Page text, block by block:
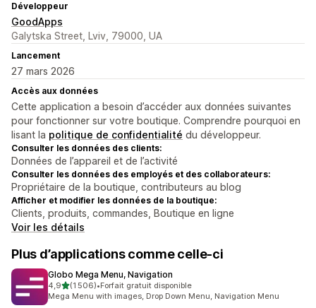
Développeur
GoodApps
Galytska Street, Lviv, 79000, UA
Lancement
27 mars 2026
Accès aux données
Cette application a besoin d’accéder aux données suivantes
pour fonctionner sur votre boutique. Comprendre pourquoi en
lisant la politique de confidentialité du développeur.
Consulter les données des clients:
Données de l’appareil et de l’activité
Consulter les données des employés et des collaborateurs:
Propriétaire de la boutique, contributeurs au blog
Afficher et modifier les données de la boutique:
Clients, produits, commandes, Boutique en ligne
Voir les détails
Plus d’applications comme celle-ci
Globo Mega Menu, Navigation
4,9étoile(s) sur 5
(1 506)
1506 avis au total
•Forfait gratuit disponible
Mega Menu with images, Drop Down Menu, Navigation Menu